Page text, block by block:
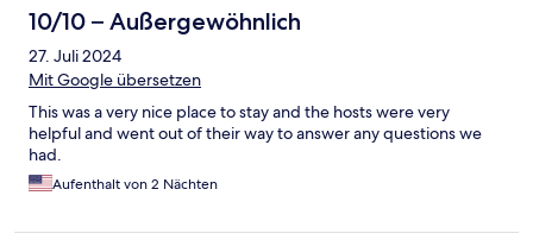
10/10 – Außergewöhnlich
27. Juli 2024
Mit Google übersetzen
This was a very nice place to stay and the hosts were very
helpful and went out of their way to answer any questions we
had.
Aufenthalt von 2 Nächten